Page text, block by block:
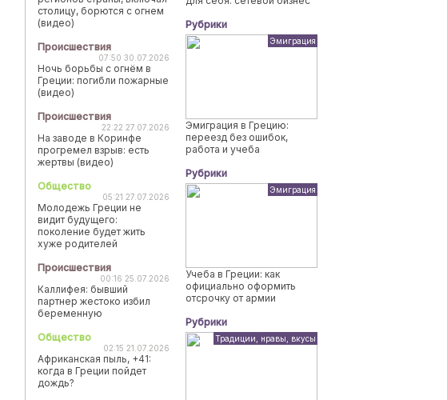
столицу, борются с огнем
(видео)
Происшествия
07:50 30.07.2026
Ночь борьбы с огнём в
Греции: погибли пожарные
(видео)
Происшествия
22:22 27.07.2026
На заводе в Коринфе
прогремел взрыв: есть
жертвы (видео)
Общество
05:21 27.07.2026
Молодежь Греции не
видит будущего:
поколение будет жить
хуже родителей
Происшествия
00:16 25.07.2026
Каллифея: бывший
партнер жестоко избил
беременную
Общество
02:15 21.07.2026
Африканская пыль, +41:
когда в Греции пойдет
дождь?
Рубрики
Эмиграция
Эмиграция в Грецию:
переезд без ошибок,
работа и учеба
Рубрики
Эмиграция
Учеба в Греции: как
официально оформить
отсрочку от армии
Рубрики
Традиции, нравы, вкусы